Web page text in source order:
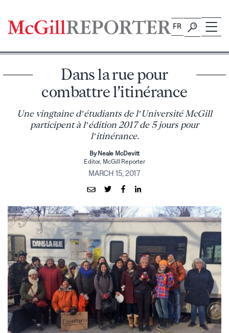
content
FR
Dans la rue pour
combattre l’itinérance
Une vingtaine d’étudiants de l’Université McGill
participent à l’édition 2017 de 5 jours pour
l’itinérance.
By Neale McDevitt
Editor, McGill Reporter
MARCH 15, 2017